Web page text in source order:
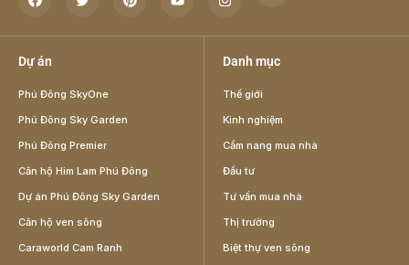
Dự án
Phú Đông SkyOne
Phú Đông Sky Garden
Phú Đông Premier
Căn hộ Him Lam Phú Đông
Dự án Phú Đông Sky Garden
Căn hộ ven sông
Caraworld Cam Ranh
Danh mục
Thế giới
Kinh nghiệm
Cẩm nang mua nhà
Đầu tư
Tư vấn mua nhà
Thị trường
Biệt thự ven sông